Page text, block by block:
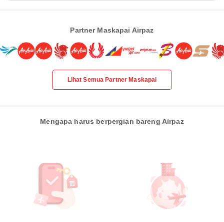
Partner Maskapai Airpaz
Lihat Semua Partner Maskapai
Mengapa harus berpergian bareng Airpaz